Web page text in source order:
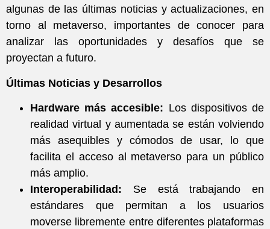
algunas de las últimas noticias y actualizaciones, en
torno al metaverso, importantes de conocer para
analizar las oportunidades y desafíos que se
proyectan a futuro.
Últimas Noticias y Desarrollos
Hardware más accesible: Los dispositivos de
realidad virtual y aumentada se están volviendo
más asequibles y cómodos de usar, lo que
facilita el acceso al metaverso para un público
más amplio.
Interoperabilidad: Se está trabajando en
estándares que permitan a los usuarios
moverse libremente entre diferentes plataformas